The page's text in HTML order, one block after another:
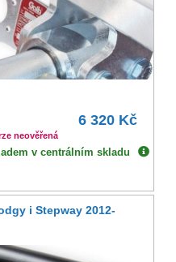
6 320 Kč
neověřená
v centrálním skladu
i Stepway 2012-